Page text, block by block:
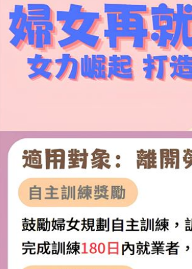
外野手接球相撞 深遠飛球彈出牆變2分
用戶注意！Gmail在2027年將「大砍3功
獨／詐10億囤黃金爆增值3倍：可望全拿
三立iNEWS新聞台線上直播 18:00
「拍片人的多重宇宙」職涯論壇9/12登場
8國球員齊聚高雄 Formosa 7s掀足球熱
理想混蛋號召粉絲跨海追星吃美食！